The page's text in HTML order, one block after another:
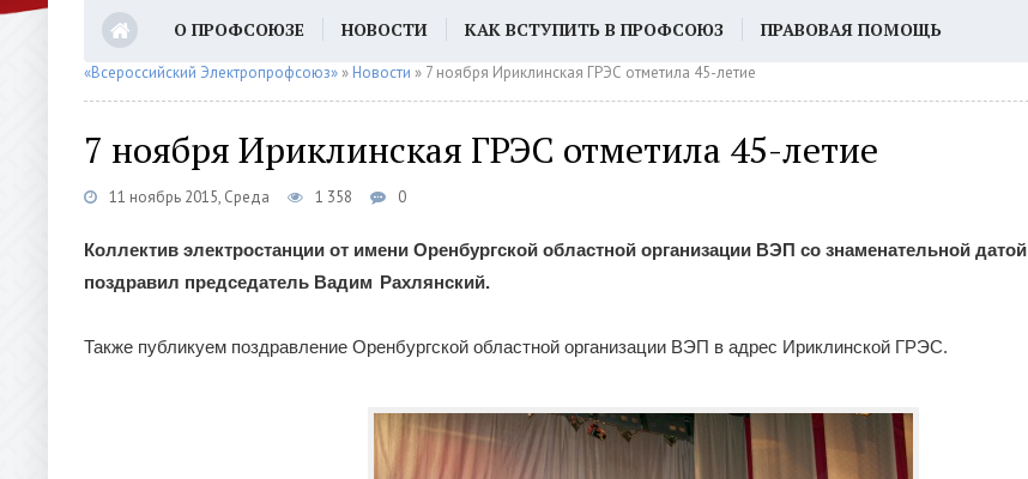
О ПРОФСОЮЗЕ НОВОСТИ КАК ВСТУПИТЬ В ПРОФСОЮЗ ПРАВОВАЯ ПОМОЩЬ
ПРОФСОЮЗНОМУ АКТИВУ КОНТАКТЫ
«Всероссийский Электропрофсоюз» » Новости » 7 ноября Ириклинская ГРЭС отметила 45-летие
7 ноября Ириклинская ГРЭС отметила 45-летие
11 ноябрь 2015, Среда 1 358 0
Коллектив электростанции от имени Оренбургской областной организации ВЭП со знаменательной датой
поздравил председатель Вадим Рахлянский.
Также публикуем поздравление Оренбургской областной организации ВЭП в адрес Ириклинской ГРЭС.